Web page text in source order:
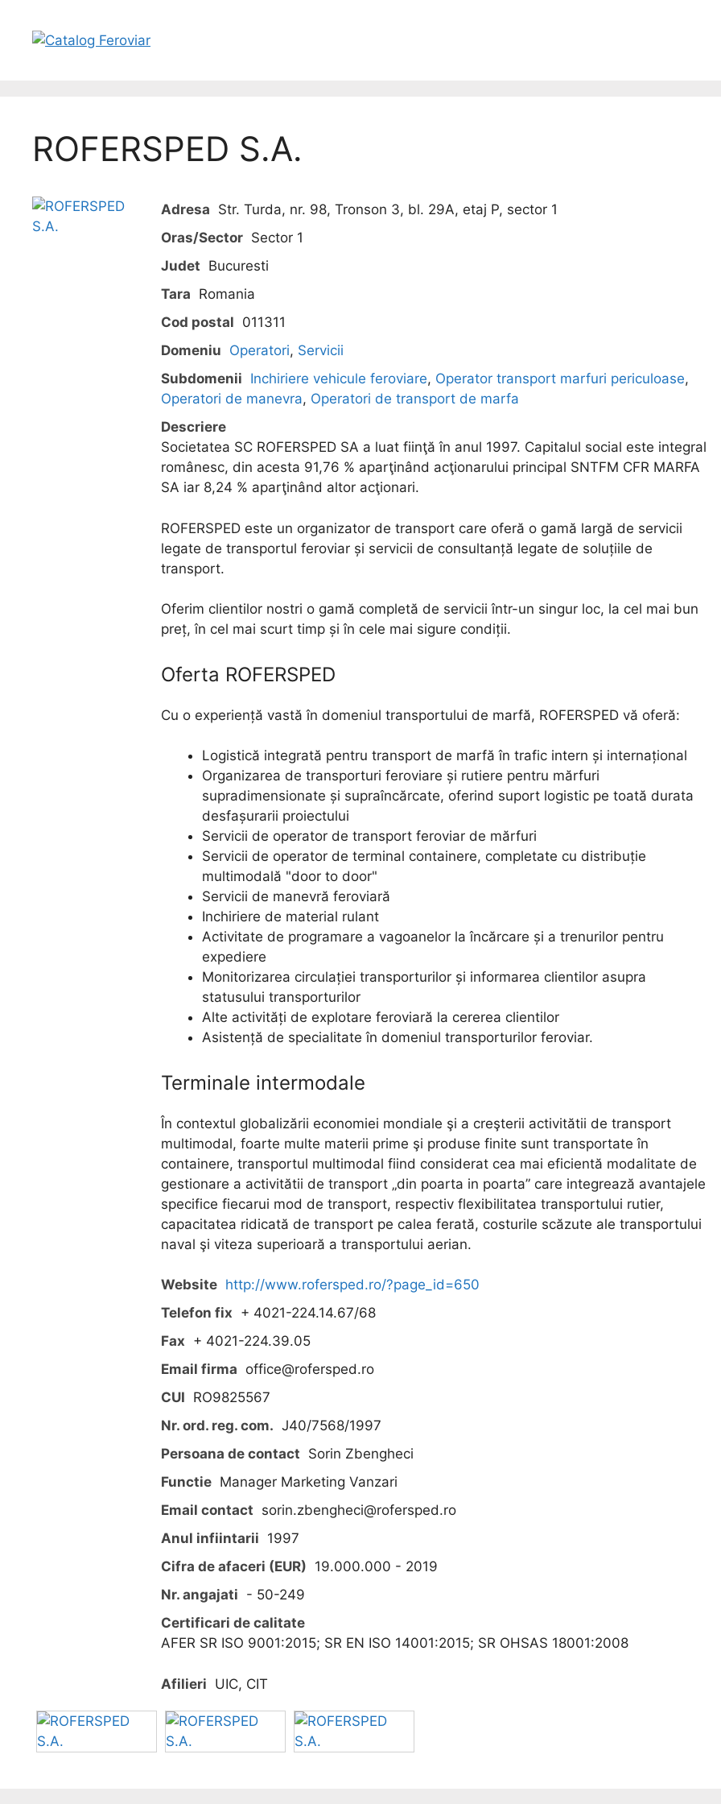
ROFERSPED S.A.
Adresa Str. Turda, nr. 98, Tronson 3, bl. 29A, etaj P, sector 1
Oras/Sector Sector 1
Judet Bucuresti
Tara Romania
Cod postal 011311
Domeniu Operatori, Servicii
Subdomenii Inchiriere vehicule feroviare, Operator transport marfuri periculoase,
Operatori de manevra, Operatori de transport de marfa
Descriere
Societatea SC ROFERSPED SA a luat fiinţă în anul 1997. Capitalul social este integral
românesc, din acesta 91,76 % aparţinând acţionarului principal SNTFM CFR MARFA
SA iar 8,24 % aparţinând altor acţionari.
ROFERSPED este un organizator de transport care oferă o gamă largă de servicii
legate de transportul feroviar și servicii de consultanță legate de soluțiile de
transport.
Oferim clientilor nostri o gamă completă de servicii într-un singur loc, la cel mai bun
preț, în cel mai scurt timp și în cele mai sigure condiții.
Oferta ROFERSPED
Cu o experiență vastă în domeniul transportului de marfă, ROFERSPED vă oferă:
Logistică integrată pentru transport de marfă în trafic intern și internațional
Organizarea de transporturi feroviare și rutiere pentru mărfuri
supradimensionate și supraîncărcate, oferind suport logistic pe toată durata
desfașurarii proiectului
Servicii de operator de transport feroviar de mărfuri
Servicii de operator de terminal containere, completate cu distribuție
multimodală "door to door"
Servicii de manevră feroviară
Inchiriere de material rulant
Activitate de programare a vagoanelor la încărcare și a trenurilor pentru
expediere
Monitorizarea circulației transporturilor și informarea clientilor asupra
statusului transporturilor
Alte activități de explotare feroviară la cererea clientilor
Asistență de specialitate în domeniul transporturilor feroviar.
Terminale intermodale
În contextul globalizării economiei mondiale şi a creşterii activitătii de transport
multimodal, foarte multe materii prime şi produse finite sunt transportate în
containere, transportul multimodal fiind considerat cea mai eficientă modalitate de
gestionare a activitătii de transport „din poarta in poarta” care integrează avantajele
specifice fiecarui mod de transport, respectiv flexibilitatea transportului rutier,
capacitatea ridicată de transport pe calea ferată, costurile scăzute ale transportului
naval şi viteza superioară a transportului aerian.
Website http://www.rofersped.ro/?page_id=650
Telefon fix + 4021-224.14.67/68
Fax + 4021-224.39.05
Email firma office@rofersped.ro
CUI RO9825567
Nr. ord. reg. com. J40/7568/1997
Persoana de contact Sorin Zbengheci
Functie Manager Marketing Vanzari
Email contact sorin.zbengheci@rofersped.ro
Anul infiintarii 1997
Cifra de afaceri (EUR) 19.000.000 - 2019
Nr. angajati - 50-249
Certificari de calitate
AFER SR ISO 9001:2015; SR EN ISO 14001:2015; SR OHSAS 18001:2008
Afilieri UIC, CIT